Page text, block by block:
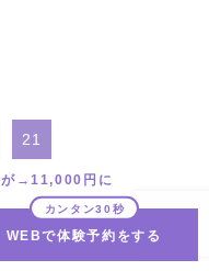
21
が→11,000円に
WEBで体験予約をする